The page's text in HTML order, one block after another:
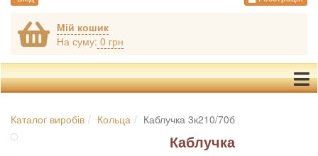
Мій кошик
На суму: 0 грн
Каталог виробів Кольца Каблучка 3к210/70б
Каблучка